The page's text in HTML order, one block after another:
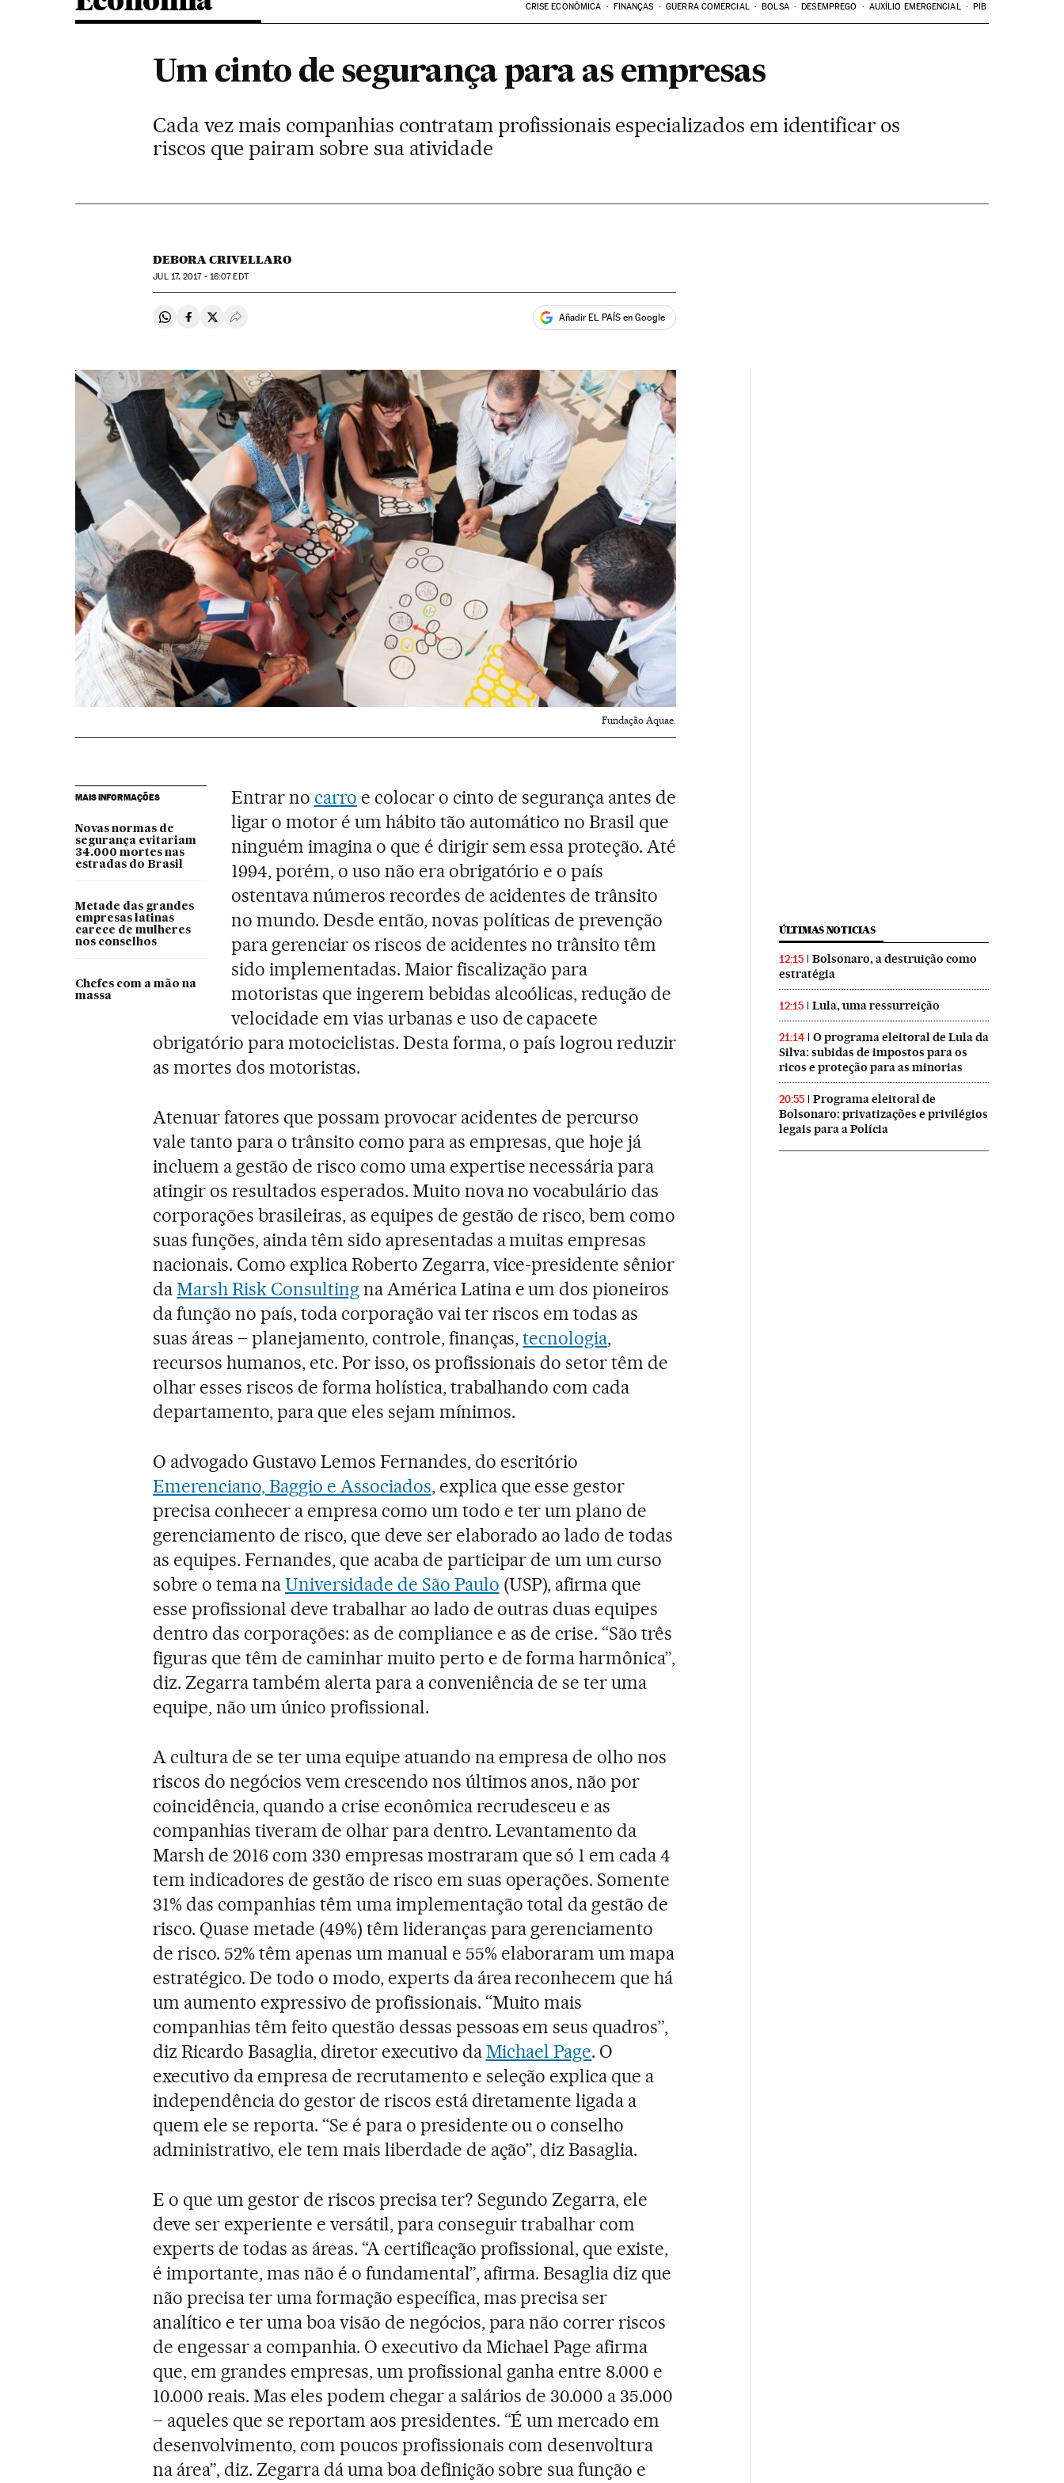
CRISE ECONÔMICA FINANÇAS GUERRA COMERCIAL BOLSA DESEMPREGO AUXÍLIO EMERGENCIAL PIB
Um cinto de segurança para as empresas
Cada vez mais companhias contratam profissionais especializados em identificar os
riscos que pairam sobre sua atividade
DEBORA CRIVELLARO
JUL17, 2017 - 16:07EDT
Compartir en Whatsapp
Compartir en Facebook
Compartir en Twitter
Desplegar Redes Sociales Añadir EL PAÍS en Google
Fundação Aquae.
MAIS INFORMAÇÕES
Novas normas de
segurança evitariam
34.000 mortes nas
estradas do Brasil
Metade das grandes
empresas latinas
carece de mulheres
nos conselhos
Chefes com a mão na
massa
Entrar no carro e colocar o cinto de segurança antes de
ligar o motor é um hábito tão automático no Brasil que
ninguém imagina o que é dirigir sem essa proteção. Até
1994, porém, o uso não era obrigatório e o país
ostentava números recordes de acidentes de trânsito
no mundo. Desde então, novas políticas de prevenção
para gerenciar os riscos de acidentes no trânsito têm
sido implementadas. Maior fiscalização para
motoristas que ingerem bebidas alcoólicas, redução de
velocidade em vias urbanas e uso de capacete
obrigatório para motociclistas. Desta forma, o país logrou reduzir
as mortes dos motoristas.
Atenuar fatores que possam provocar acidentes de percurso
vale tanto para o trânsito como para as empresas, que hoje já
incluem a gestão de risco como uma expertise necessária para
atingir os resultados esperados. Muito nova no vocabulário das
corporações brasileiras, as equipes de gestão de risco, bem como
suas funções, ainda têm sido apresentadas a muitas empresas
nacionais. Como explica Roberto Zegarra, vice-presidente sênior
daMarsh Risk Consultingna América Latina e um dos pioneiros
da função no país, toda corporação vai ter riscos em todas as
suas áreas – planejamento, controle, finanças,tecnologia,
recursos humanos, etc. Por isso, os profissionais do setor têm de
olhar esses riscos de forma holística, trabalhando com cada
departamento, para que eles sejam mínimos.
O advogado Gustavo Lemos Fernandes, do escritório
Emerenciano, Baggio e Associados, explica que esse gestor
precisa conhecer a empresa como um todo e ter um plano de
gerenciamento de risco, que deve ser elaborado ao lado de todas
as equipes. Fernandes, que acaba de participar de um um curso
sobre o tema naUniversidade de São Paulo (USP), afirma que
esse profissional deve trabalhar ao lado de outras duas equipes
dentro das corporações: as de compliance e as de crise. “São três
figuras que têm de caminhar muito perto e de forma harmônica”,
diz. Zegarra também alerta para a conveniência de se ter uma
equipe, não um único profissional.
A cultura de se ter uma equipe atuando na empresa de olho nos
riscos do negócios vem crescendo nos últimos anos, não por
coincidência, quando a crise econômica recrudesceu e as
companhias tiveram de olhar para dentro. Levantamento da
Marsh de 2016 com 330 empresas mostraram que só 1 em cada 4
tem indicadores de gestão de risco em suas operações. Somente
31% das companhias têm uma implementação total da gestão de
risco. Quase metade (49%) têm lideranças para gerenciamento
de risco. 52% têm apenas um manual e 55% elaboraram um mapa
estratégico. De todo o modo, experts da área reconhecem que há
um aumento expressivo de profissionais. “Muito mais
companhias têm feito questão dessas pessoas em seus quadros”,
diz Ricardo Basaglia, diretor executivo daMichael Page. O
executivo da empresa de recrutamento e seleção explica que a
independência do gestor de riscos está diretamente ligada a
quem ele se reporta. “Se é para o presidente ou o conselho
administrativo, ele tem mais liberdade de ação”, diz Basaglia.
E o que um gestor de riscos precisa ter? Segundo Zegarra, ele
deve ser experiente e versátil, para conseguir trabalhar com
experts de todas as áreas. “A certificação profissional, que existe,
é importante, mas não é o fundamental”, afirma. Besaglia diz que
não precisa ter uma formação específica, mas precisa ser
analítico e ter uma boa visão de negócios, para não correr riscos
de engessar a companhia. O executivo da Michael Page afirma
que, em grandes empresas, um profissional ganha entre 8.000 e
10.000 reais. Mas eles podem chegar a salários de 30.000 a 35.000
– aqueles que se reportam aos presidentes. “É um mercado em
desenvolvimento, com poucos profissionais com desenvoltura
na área”, diz. Zegarra dá uma boa definição sobre sua função e
ÚLTIMAS NOTICIAS
12:15
Bolsonaro, a destruição como
estratégia
12:15 Lula, uma ressurreição
21:14
O programa eleitoral de Lula da
Silva: subidas de impostos para os
ricos e proteção para as minorias
20:55
Programa eleitoral de
Bolsonaro: privatizações e privilégios
legais para a Polícia